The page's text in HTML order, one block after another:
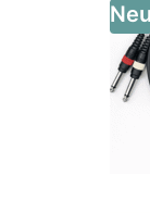
Neu